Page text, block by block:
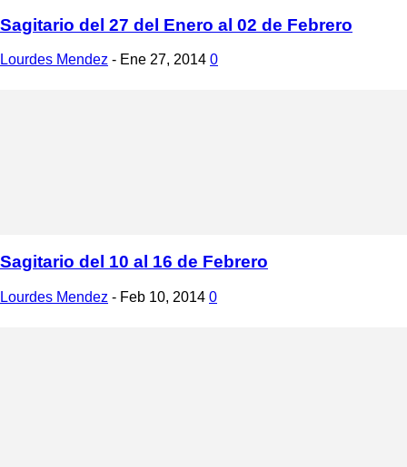
Sagitario del 27 del Enero al 02 de Febrero
Lourdes Mendez - Ene 27, 2014 0
Sagitario del 10 al 16 de Febrero
Lourdes Mendez - Feb 10, 2014 0